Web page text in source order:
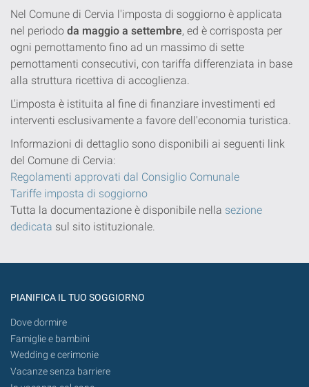
Nel Comune di Cervia l'imposta di soggiorno è applicata
nel periodo da maggio a settembre, ed è corrisposta per
ogni pernottamento fino ad un massimo di sette
pernottamenti consecutivi, con tariffa differenziata in base
alla struttura ricettiva di accoglienza.
L'imposta è istituita al fine di finanziare investimenti ed
interventi esclusivamente a favore dell'economia turistica.
Informazioni di dettaglio sono disponibili ai seguenti link
del Comune di Cervia:
Regolamenti approvati dal Consiglio Comunale
Tariffe imposta di soggiorno
Tutta la documentazione è disponibile nella sezione
dedicata sul sito istituzionale.
PIANIFICA IL TUO SOGGIORNO
Dove dormire
Famiglie e bambini
Wedding e cerimonie
Vacanze senza barriere